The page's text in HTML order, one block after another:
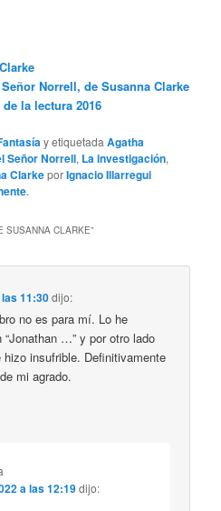
Norrell, de Susanna Clarke
la lectura 2016
y etiquetadaAgatha
Señor Norrell, La investigación,
ClarkeporIgnacio Illarregui
.
SUSANNA CLARKE”
11:30dijo:
no es para mí. Lo he
…” y por otro lado
hizo insufrible. Definitivamente
mi agrado.
a las 12:19dijo: